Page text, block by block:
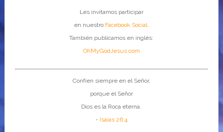
Les invitamos participar
en nuestro Facebook Social.
También publicamos en inglés:
OhMyGodJesus.com
Confíen siempre en el Señor,
porque el Señor
Dios es la Roca eterna.
- Isaías 26:4